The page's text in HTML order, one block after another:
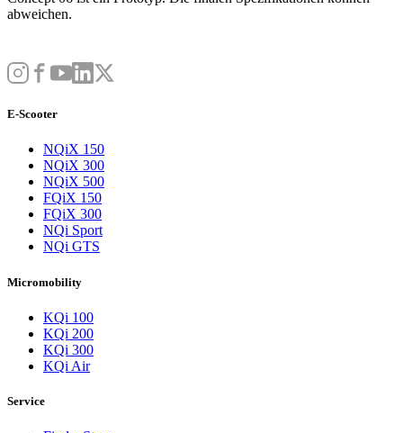
abweichen.
E-Scooter
NQiX 150
NQiX 300
NQiX 500
FQiX 150
FQiX 300
NQi Sport
NQi GTS
Micromobility
KQi 100
KQi 200
KQi 300
KQi Air
Service